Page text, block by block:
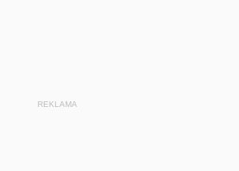
REKLAMA